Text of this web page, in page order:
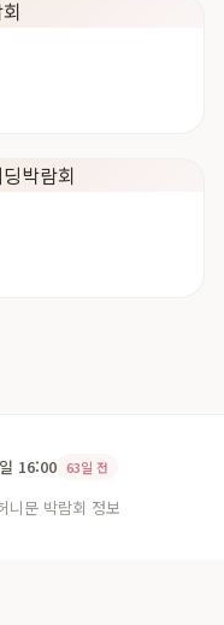
16:00 63일 전
니문 박람회 정보